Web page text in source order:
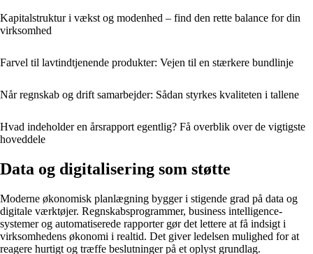
Kapitalstruktur i vækst og modenhed – find den rette balance for din
virksomhed
Farvel til lavtindtjenende produkter: Vejen til en stærkere bundlinje
Når regnskab og drift samarbejder: Sådan styrkes kvaliteten i tallene
Hvad indeholder en årsrapport egentlig? Få overblik over de vigtigste
hoveddele
Data og digitalisering som støtte
Moderne økonomisk planlægning bygger i stigende grad på data og
digitale værktøjer. Regnskabsprogrammer, business intelligence-
systemer og automatiserede rapporter gør det lettere at få indsigt i
virksomhedens økonomi i realtid. Det giver ledelsen mulighed for at
reagere hurtigt og træffe beslutninger på et oplyst grundlag.